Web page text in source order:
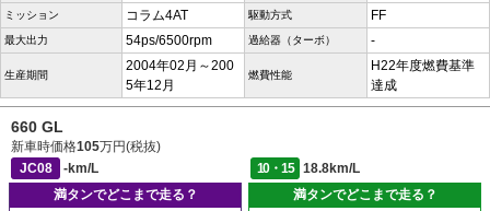
ミッション コラム4AT 駆動方式 FF
最大出力 54ps/6500rpm 過給器（ターボ） -
生産期間
2004年02月～200
5年12月
燃費性能
H22年度燃費基準
達成
660 GL
新車時価格105万円(税抜)
JC08
-km/L 10・15
18.8km/L
満タンでどこまで走る？
満タンでどこまで走る？